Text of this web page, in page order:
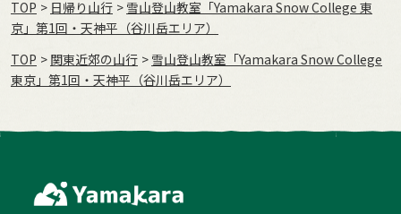
TOP
日帰り山行
雪山登山教室「Yamakara Snow College 東
京」第1回・天神平（谷川岳エリア）
TOP
関東近郊の山行
雪山登山教室「Yamakara Snow College
東京」第1回・天神平（谷川岳エリア）